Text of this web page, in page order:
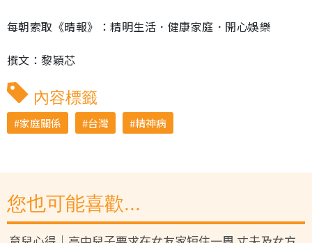
每朝索取《晴報》：精明生活．健康家庭．開心娛樂
撰文：黎穎芯
內容標籤
家庭關係 台灣 精神病
您也可能喜歡...